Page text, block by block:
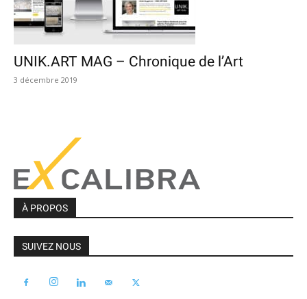
UNIK.ART MAG – Chronique de l’Art
3 décembre 2019
À PROPOS
SUIVEZ NOUS